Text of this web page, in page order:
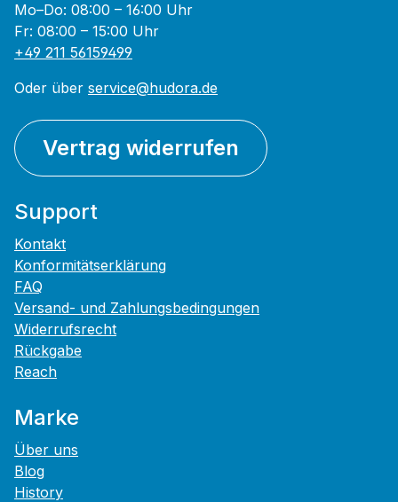
Mo–Do: 08:00 – 16:00 Uhr
Fr: 08:00 – 15:00 Uhr
+49 211 56159499
Oder über service@hudora.de
Vertrag widerrufen
Support
Kontakt
Konformitätserklärung
FAQ
Versand- und Zahlungsbedingungen
Widerrufsrecht
Rückgabe
Reach
Marke
Über uns
Blog
History